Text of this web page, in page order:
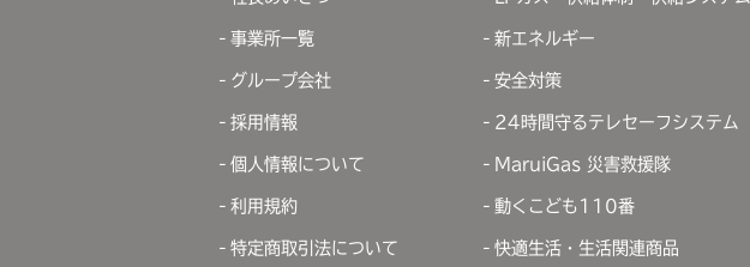
事業所一覧
グループ会社
採用情報
個人情報について
利用規約
特定商取引法について
新エネルギー
安全対策
24時間守るテレセーフシステム
MaruiGas 災害救援隊
動くこども110番
快適生活・生活関連商品